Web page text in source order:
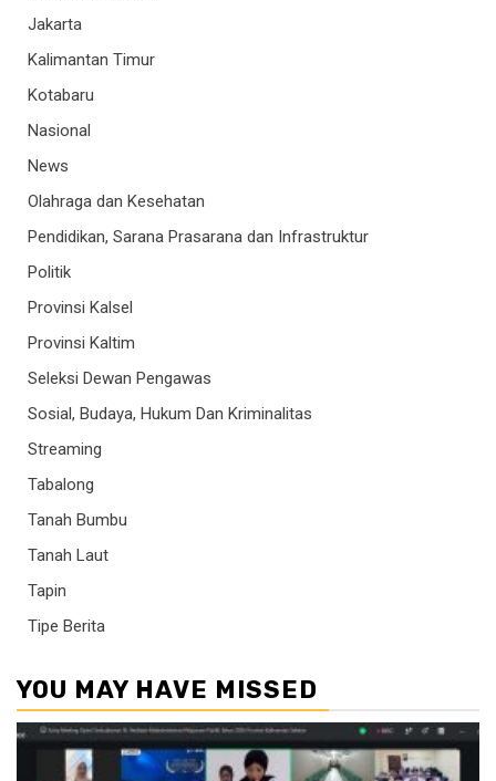
Jakarta
Kalimantan Timur
Kotabaru
Nasional
News
Olahraga dan Kesehatan
Pendidikan, Sarana Prasarana dan Infrastruktur
Politik
Provinsi Kalsel
Provinsi Kaltim
Seleksi Dewan Pengawas
Sosial, Budaya, Hukum Dan Kriminalitas
Streaming
Tabalong
Tanah Bumbu
Tanah Laut
Tapin
Tipe Berita
YOU MAY HAVE MISSED